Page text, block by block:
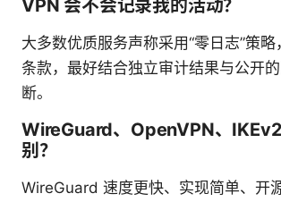
VPN 会不会记录我的活动？
大多数优质服务声称采用“零日志”策
条款，最好结合独立审计结果与公开
断。
WireGuard、OpenVPN、
别？
WireGuard 速度更快、实现简单、开